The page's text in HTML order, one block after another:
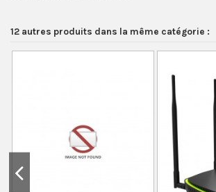
12 autres produits dans la même catégorie :